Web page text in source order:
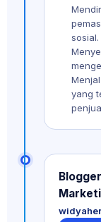
sosial.
yang